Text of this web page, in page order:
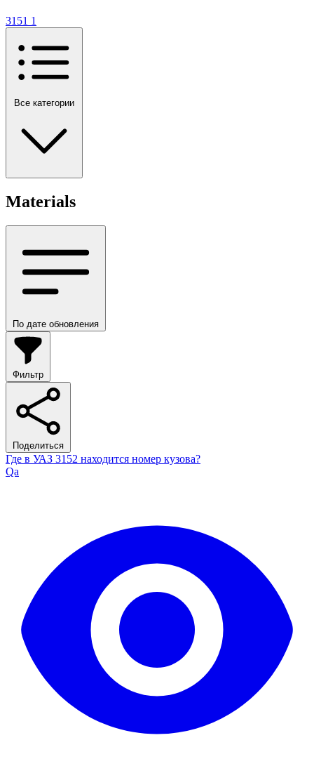
3151 1
Все категории
Materials
По дате обновления
Фильтр
Поделиться
Где в УАЗ 3152 находится номер кузова?
Qa